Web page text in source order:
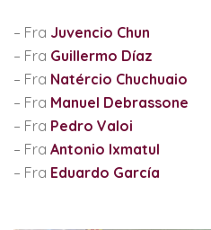
– Fra Juvencio Chun
– Fra Guillermo Díaz
– Fra Natércio Chuchuaio
– Fra Manuel Debrassone
– Fra Pedro Valoi
– Fra Antonio Ixmatul
– Fra Eduardo García